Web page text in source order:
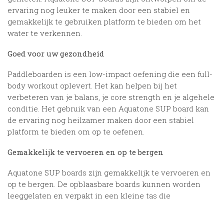
ervaring nog leuker te maken door een stabiel en
gemakkelijk te gebruiken platform te bieden om het
water te verkennen.
Goed voor uw gezondheid
Paddleboarden is een low-impact oefening die een full-
body workout oplevert. Het kan helpen bij het
verbeteren van je balans, je core strength en je algehele
conditie. Het gebruik van een Aquatone SUP board kan
de ervaring nog heilzamer maken door een stabiel
platform te bieden om op te oefenen.
Gemakkelijk te vervoeren en op te bergen
Aquatone SUP boards zijn gemakkelijk te vervoeren en
op te bergen. De opblaasbare boards kunnen worden
leeggelaten en verpakt in een kleine tas die